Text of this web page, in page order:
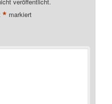
veröffentlicht.
* markiert